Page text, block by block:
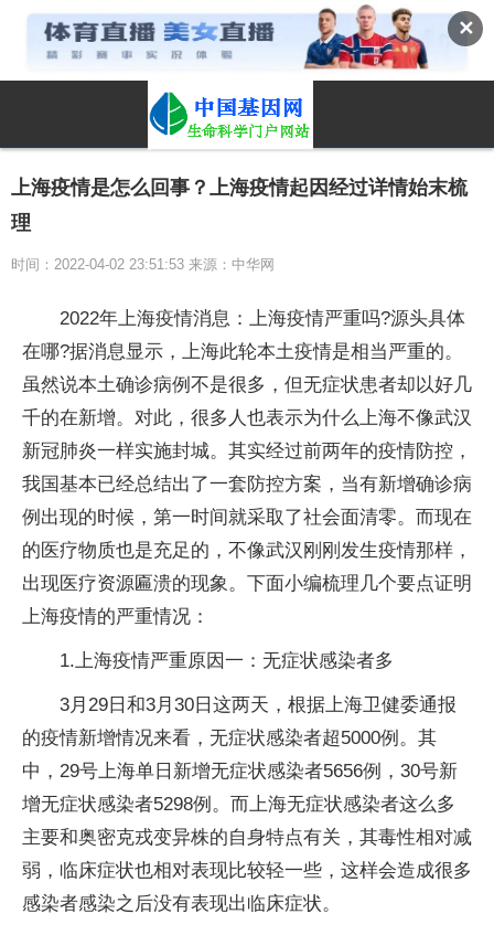
✕
上海疫情是怎么回事？上海疫情起因经过详情始末梳
理
时间：2022-04-02 23:51:53 来源：中华网
2022年上海疫情消息：上海疫情严重吗?源头具体
在哪?据消息显示，上海此轮本土疫情是相当严重的。
虽然说本土确诊病例不是很多，但无症状患者却以好几
千的在新增。对此，很多人也表示为什么上海不像武汉
新冠肺炎一样实施封城。其实经过前两年的疫情防控，
我国基本已经总结出了一套防控方案，当有新增确诊病
例出现的时候，第一时间就采取了社会面清零。而现在
的医疗物质也是充足的，不像武汉刚刚发生疫情那样，
出现医疗资源匾溃的现象。下面小编梳理几个要点证明
上海疫情的严重情况：
1.上海疫情严重原因一：无症状感染者多
3月29日和3月30日这两天，根据上海卫健委通报
的疫情新增情况来看，无症状感染者超5000例。其
中，29号上海单日新增无症状感染者5656例，30号新
增无症状感染者5298例。而上海无症状感染者这么多
主要和奥密克戎变异株的自身特点有关，其毒性相对减
弱，临床症状也相对表现比较轻一些，这样会造成很多
感染者感染之后没有表现出临床症状。